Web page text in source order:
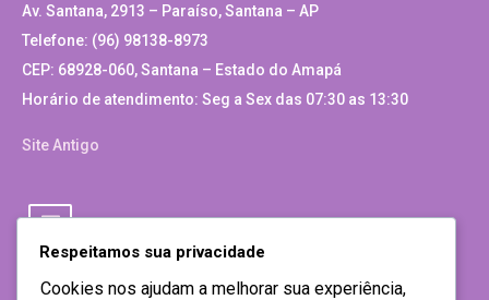
Av. Santana, 2913 – Paraíso, Santana – AP
Telefone: (96) 98138-8973
CEP: 68928-060, Santana – Estado do Amapá
Horário de atendimento: Seg a Sex das 07:30 as 13:30
Site Antigo
Respeitamos sua privacidade
Cookies nos ajudam a melhorar sua experiência,